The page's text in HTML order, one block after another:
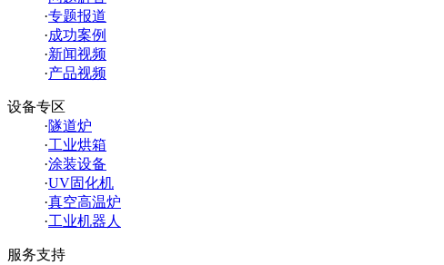
·专题报道
·成功案例
·新闻视频
·产品视频
设备专区
·隧道炉
·工业烘箱
·涂装设备
·UV固化机
·真空高温炉
·工业机器人
服务支持